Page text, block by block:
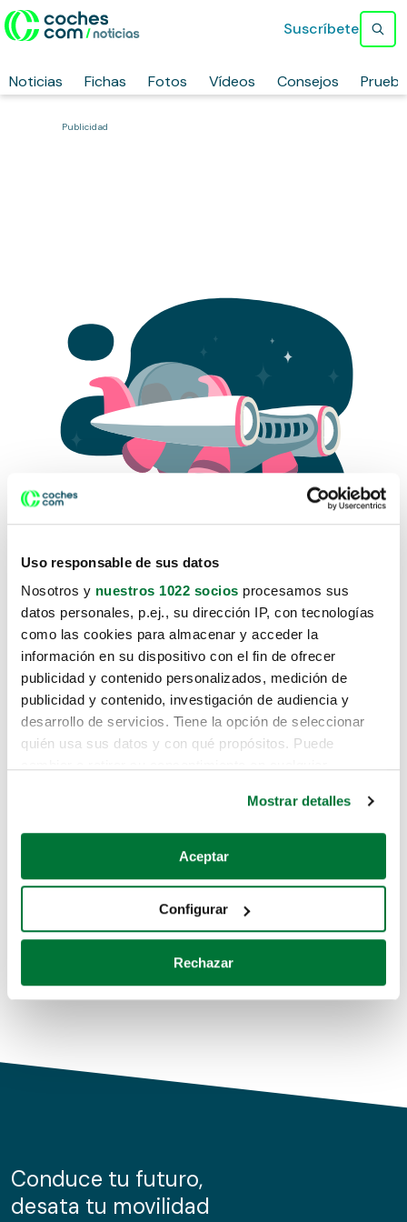
Uso responsable de sus datos
Nosotros y nuestros 1022 socios procesamos sus
datos personales, p.ej., su dirección IP, con tecnologías
como las cookies para almacenar y acceder la
información en su dispositivo con el fin de ofrecer
publicidad y contenido personalizados, medición de
publicidad y contenido, investigación de audiencia y
desarrollo de servicios. Tiene la opción de seleccionar
quién usa sus datos y con qué propósitos. Puede
Si lo permite, también quisiéramos:
Recopilar información sobre su ubicación geográfica
Identificar su dispositivo analizándolo activamente
para buscar características específicas (huellas
Obtenga más información sobre cómo se procesan sus
de cookies.
información sobre el uso que haga del sitio web con
nuestros partners de redes sociales, publicidad y análisis
Mostrar detalles
Aceptar
Configurar
Rechazar
Noticias Fichas Fotos Vídeos Consejos
Suscríbete
Publicidad
Lo sentimos, no sabemos como
te hemos traido hasta aquí.
Pero puedes encontrar el coche que estás
buscando en alguno de estos enlaces:
Coches de segunda mano
Coches de km0
Conduce tu futuro,
desata tu movilidad